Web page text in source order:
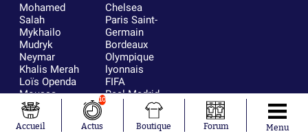
Mohamed
Salah
Mykhailo
Mudryk
Neymar
Khalis Merah
Loïs Openda
Moussa
Niakhaté
Nicolás
Tagliafico
Chelsea
Paris Saint-
Germain
Bordeaux
Olympique
lyonnais
FIFA
Real Madrid
RC Strasbourg
France
Accueil
10
Actus Boutique Forum Menu